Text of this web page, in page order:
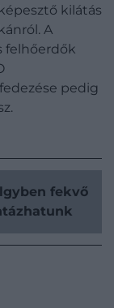
kilátás
A
felhőerdők
pedig
fekvő